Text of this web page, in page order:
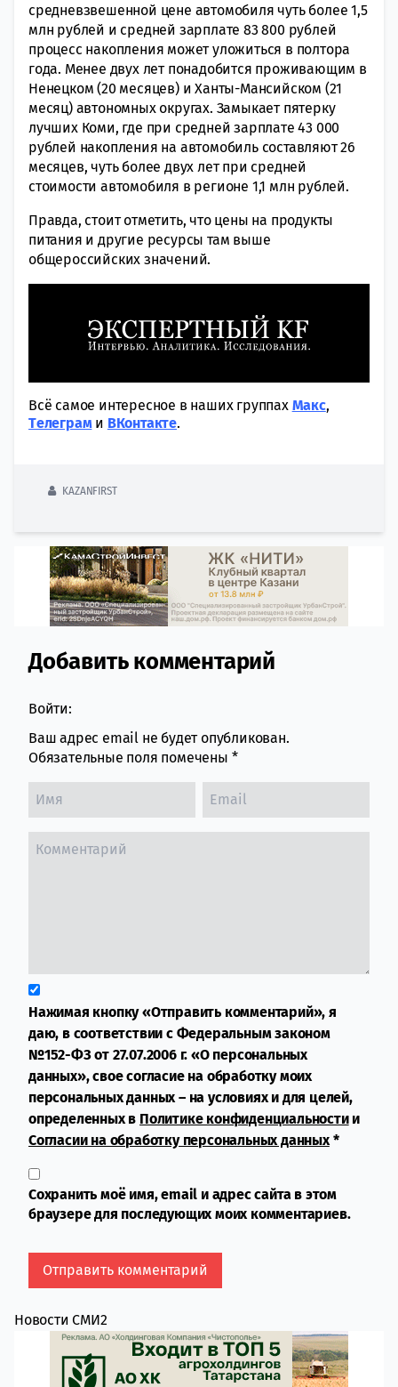
средневзвешенной цене автомобиля чуть более 1,5
млн рублей и средней зарплате 83 800 рублей
процесс накопления может уложиться в полтора
года. Менее двух лет понадобится проживающим в
Ненецком (20 месяцев) и Ханты-Мансийском (21
месяц) автономных округах. Замыкает пятерку
лучших Коми, где при средней зарплате 43 000
рублей накопления на автомобиль составляют 26
месяцев, чуть более двух лет при средней
стоимости автомобиля в регионе 1,1 млн рублей.
Правда, стоит отметить, что цены на продукты
питания и другие ресурсы там выше
общероссийских значений.
Всё самое интересное в наших группах Макс,
Tелеграми ВКонтакте.
KAZANFIRST
Comment section
Добавить комментарий
Войти:
Ваш адрес email не будет опубликован.
Обязательные поля помечены *
Нажимая кнопку «Отправить комментарий», я
даю, в соответствии с Федеральным законом
№152-ФЗ от 27.07.2006 г. «О персональных
данных», свое согласие на обработку моих
персональных данных – на условиях и для целей,
определенных в Политике конфиденциальностии
Согласии на обработку персональных данных*
Сохранить моё имя, email и адрес сайта в этом
браузере для последующих моих комментариев.
Новости СМИ2